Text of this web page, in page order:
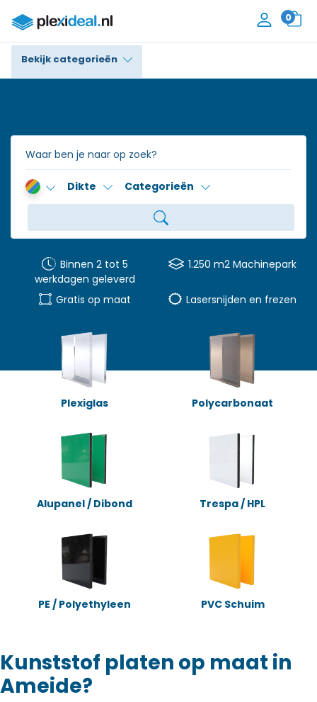
0
Bekijk categorieën
Trespa® / HPL
Alupanel / Dibond®
Accessoires
Dikte Categorieën
Binnen 2 tot 5
werkdagen geleverd
1.250 m2 Machinepark
Gratis op maat Lasersnijden en frezen
Plexiglas Polycarbonaat
Alupanel / Dibond Trespa / HPL
PE / Polyethyleen PVC Schuim
Kunststof platen op maat in
Ameide?